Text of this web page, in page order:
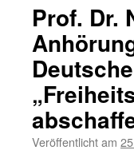
Prof. Dr.
Veröffentlicht am